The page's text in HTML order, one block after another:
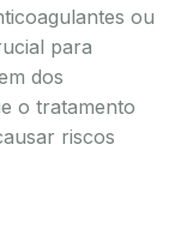
ou
para
dos
o tratamento
riscos